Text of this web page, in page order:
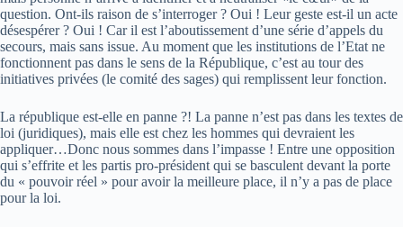
question. Ont-ils raison de s’interroger ? Oui ! Leur geste est-il un acte
désespérer ? Oui ! Car il est l’aboutissement d’une série d’appels du
secours, mais sans issue. Au moment que les institutions de l’Etat ne
fonctionnent pas dans le sens de la République, c’est au tour des
initiatives privées (le comité des sages) qui remplissent leur fonction.
La république est-elle en panne ?! La panne n’est pas dans les textes de
loi (juridiques), mais elle est chez les hommes qui devraient les
appliquer…Donc nous sommes dans l’impasse ! Entre une opposition
qui s’effrite et les partis pro-président qui se basculent devant la porte
du « pouvoir réel » pour avoir la meilleure place, il n’y a pas de place
pour la loi.